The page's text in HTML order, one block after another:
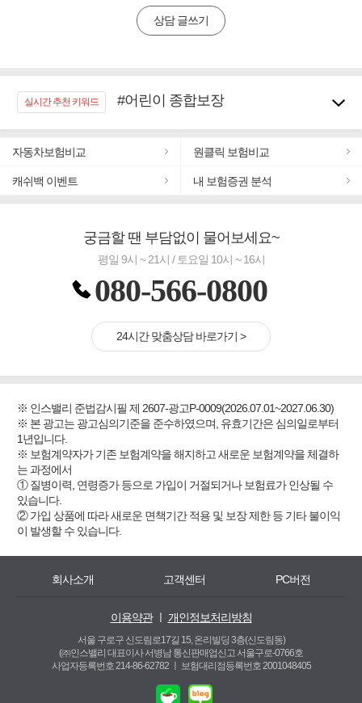
상담 글쓰기
실시간 추천 키워드
#임플란트, 치아치료보장
#노후대비 연금재테크!
#우리집 화재, 도난대비
#바뀌기전에 4세대 가입
#교통사고대비 운전자보험
자동차보험비교 원클릭 보험비교
캐쉬백 이벤트 내 보험증권 분석
궁금할 땐 부담없이 물어보세요~
평일 9시 ~ 21시 / 토요일 10시 ~ 16시
080-566-0800
24시간 맞춤상담 바로가기 >
※ 인스밸리 준법감시필 제 2607-광고P-0009(2026.07.01~2027.06.30)
※ 본 광고는 광고심의기준을 준수하였으며, 유효기간은 심의일로부터
1년입니다.
※ 보험계약자가 기존 보험계약을 해지하고 새로운 보험계약을 체결하
는 과정에서
① 질병이력, 연령증가 등으로 가입이 거절되거나 보험료가 인상될 수
있습니다.
② 가입 상품에 따라 새로운 면책기간 적용 및 보장 제한 등 기타 불이익
이 발생할 수 있습니다.
회사소개 고객센터 PC버전
이용약관ㅣ 개인정보처리방침
서울 구로구 신도림로17길 15, 온리빌딩 3층(신도림동)
(㈜인스밸리 대표이사 서병남 통신판매업신고 서울구로-0766호
사업자등록번호 214-86-62782 ㅣ
보험대리점등록번호 2001048405